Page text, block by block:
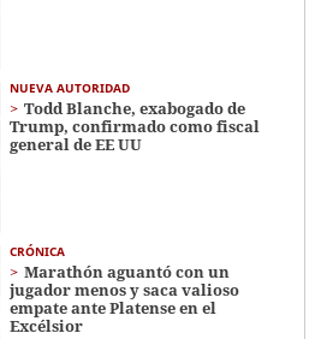
NUEVA AUTORIDAD
Todd Blanche, exabogado de
Trump, confirmado como fiscal
general de EE UU
CRÓNICA
Marathón aguantó con un
jugador menos y saca valioso
empate ante Platense en el
Excélsior